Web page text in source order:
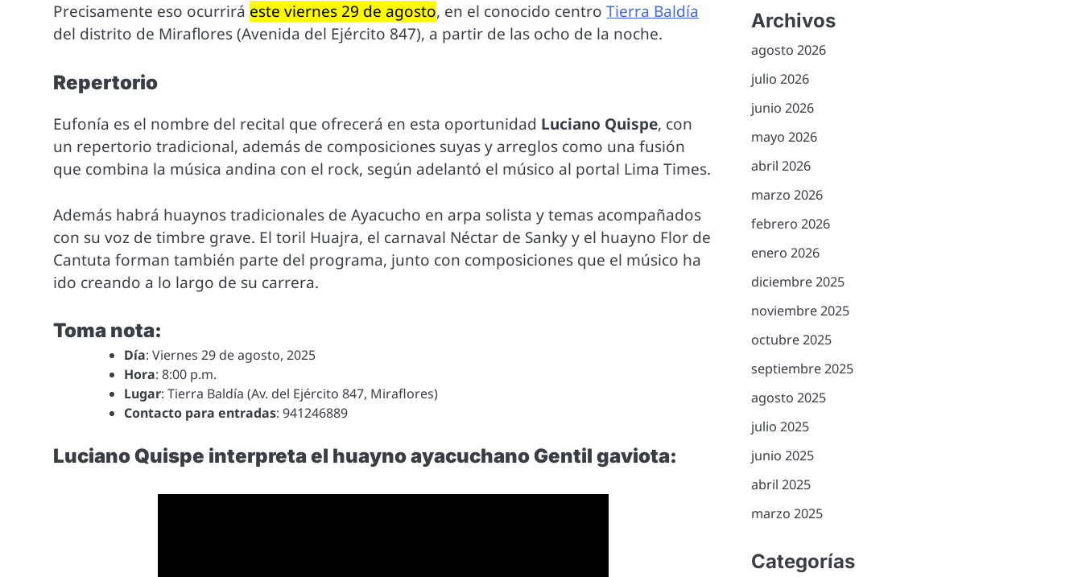
Precisamente eso ocurrirá este viernes 29 de agosto, en el conocido centroTierra Baldía
del distrito de Miraflores (Avenida del Ejército 847), a partir de las ocho de la noche.
Repertorio
Eufonía es el nombre del recital que ofrecerá en esta oportunidad Luciano Quispe, con
un repertorio tradicional, además de composiciones suyas y arreglos como una fusión
que combina la música andina con el rock, según adelantó el músico al portal Lima Times.
Además habrá huaynos tradicionales de Ayacucho en arpa solista y temas acompañados
con su voz de timbre grave. El toril Huajra, el carnaval Néctar de Sanky y el huayno Flor de
Cantuta forman también parte del programa, junto con composiciones que el músico ha
ido creando a lo largo de su carrera.
Toma nota:
Día: Viernes 29 de agosto, 2025
Hora: 8:00 p.m.
Lugar: Tierra Baldía (Av. del Ejército 847, Miraflores)
Contacto para entradas: 941246889
Luciano Quispe interpreta el huayno ayacuchano Gentil gaviota:
Archivos
agosto 2026
julio 2026
junio 2026
mayo 2026
abril 2026
marzo 2026
febrero 2026
enero 2026
diciembre 2025
noviembre 2025
octubre 2025
septiembre 2025
agosto 2025
julio 2025
junio 2025
abril 2025
marzo 2025
Categorías